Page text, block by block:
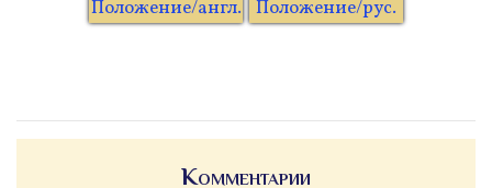
Положение/англ. Положение/рус.
Комментарии